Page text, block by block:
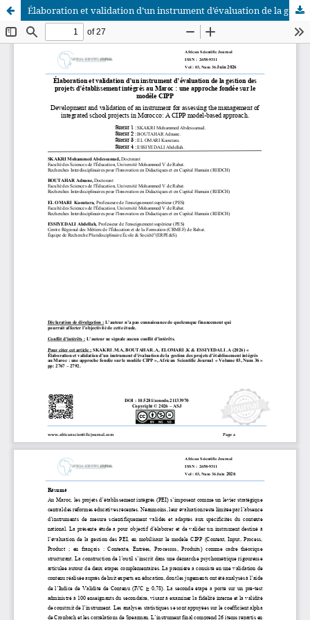
Élaboration et validation d’un instrument d’évaluation de la gestion des projets d’établissement intégrés au Maroc : une approche fondée sur le modèle CIPP
African Scientific Journal (ASJ)
ISSN : 2658-9311
African SJ © 2025 tous droits réservés. Developpé par
BestGest